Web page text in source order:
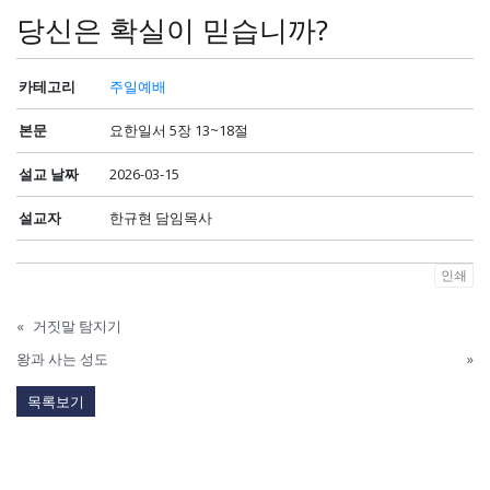
당신은 확실이 믿습니까?
카테고리 주일예배
본문 요한일서 5장 13~18절
설교 날짜 2026-03-15
설교자 한규현 담임목사
인쇄
« 거짓말 탐지기
왕과 사는 성도
»
목록보기